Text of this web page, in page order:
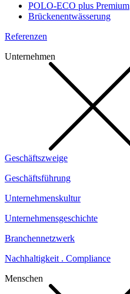
POLO-ECO plus Premium
Brückenentwässerung
Referenzen
Unternehmen
Geschäftszweige
Geschäftsführung
Unternehmenskultur
Unternehmensgeschichte
Branchennetzwerk
Nachhaltigkeit . Compliance
Menschen